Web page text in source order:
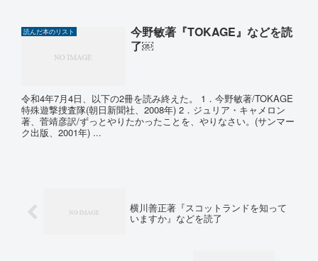
読んだ本のリスト
今野敏著『TOKAGE』などを読
了￼
令和4年7月4日、以下の2冊を読み終えた。 1．今野敏著/TOKAGE
特殊遊撃捜査隊(朝日新聞社、2008年) 2．ジュリア・キャメロン
著、菅靖彦訳/ずっとやりたかったことを、やりなさい。(サンマー
ク出版、2001年) ...
横川善正著『スコットランドを知って
いますか』などを読了